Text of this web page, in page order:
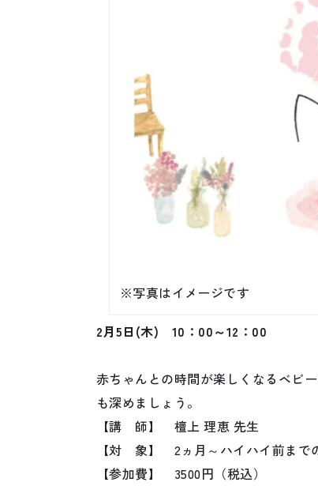
※写真はイメージです
2月5日 (木) 10：00～12：00
赤ちゃんとの時間が楽しくなるベビ
も深めましょう。
【講 師】 檀上 理恵 先生
【対 象】 2ヵ月～ハイハイ前まで
【参加費】 3500円（税込）